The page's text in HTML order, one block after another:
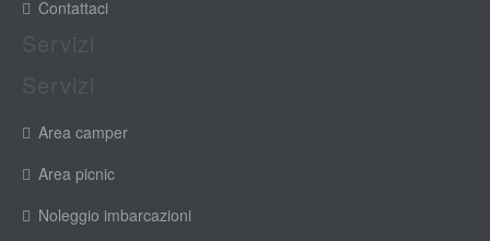
Contattaci
Area camper
Area picnic
Noleggio imbarcazioni